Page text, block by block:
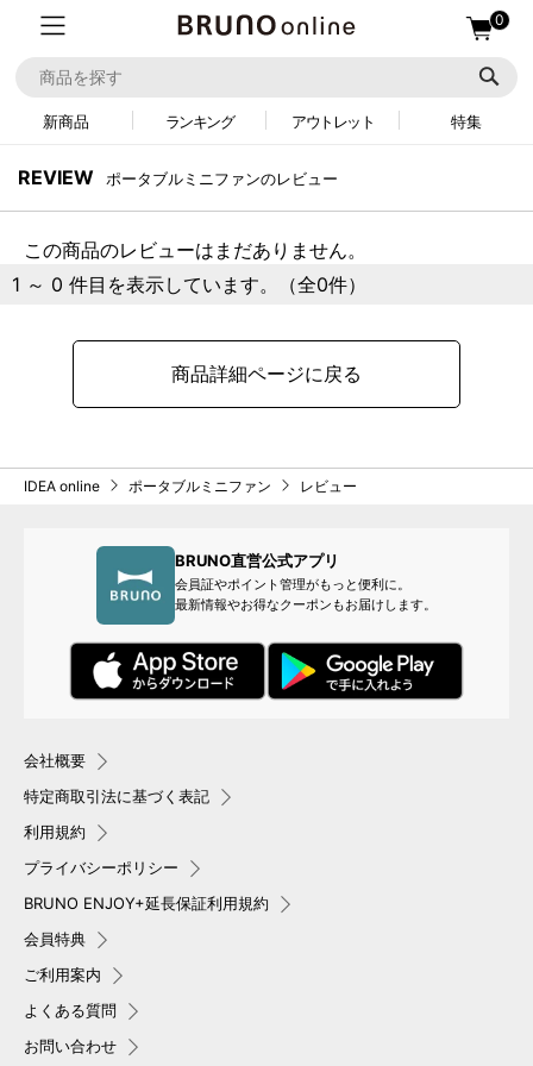
0
新商品 ランキング アウトレット 特集
REVIEW ポータブルミニファンのレビュー
この商品のレビューはまだありません。
1 ～ 0 件目を表示しています。（全0件）
商品詳細ページに戻る
IDEA online ポータブルミニファン レビュー
BRUNO直営公式アプリ
会員証やポイント管理がもっと便利に。
最新情報やお得なクーポンもお届けします。
会社概要
特定商取引法に基づく表記
利用規約
プライバシーポリシー
BRUNO ENJOY+延長保証利用規約
会員特典
ご利用案内
よくある質問
お問い合わせ